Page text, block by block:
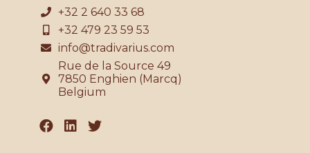
+32 2 640 33 68
+32 479 23 59 53
info@tradivarius.com
Rue de la Source 49
7850 Enghien (Marcq)
Belgium